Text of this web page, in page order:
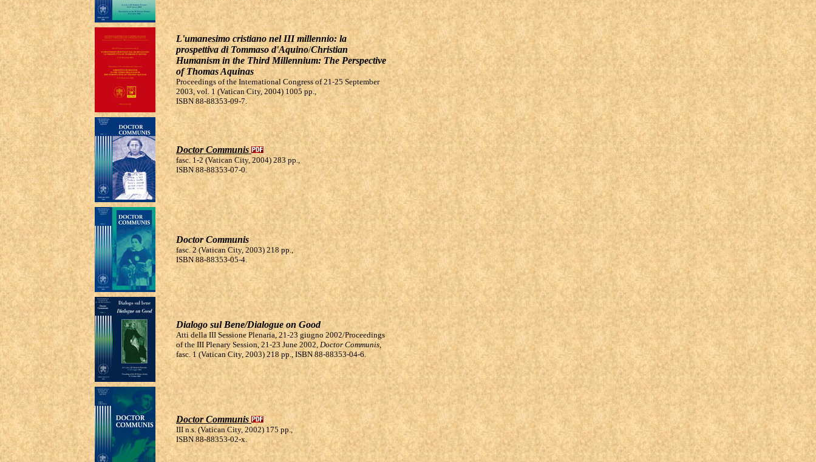
L'umanesimo cristiano nel III millennio: la
prospettiva di Tommaso d'Aquino/Christian
Humanism in the Third Millennium: The Perspective
of Thomas Aquinas
Proceedings of the International Congress of 21-25 September
2003, vol. 1 (Vatican City, 2004) 1005 pp.,
ISBN 88-88353-09-7.
Doctor Communis
fasc. 1-2 (Vatican City, 2004) 283 pp.,
ISBN 88-88353-07-0.
Doctor Communis
fasc. 2 (Vatican City, 2003) 218 pp.,
ISBN 88-88353-05-4.
Dialogo sul Bene/Dialogue on Good
Atti della III Sessione Plenaria, 21-23 giugno 2002/Proceedings
of the III Plenary Session, 21-23 June 2002,Doctor Communis,
fasc. 1 (Vatican City, 2003) 218 pp., ISBN 88-88353-04-6.
Doctor Communis
III n.s. (Vatican City, 2002) 175 pp.,
ISBN 88-88353-02-x.